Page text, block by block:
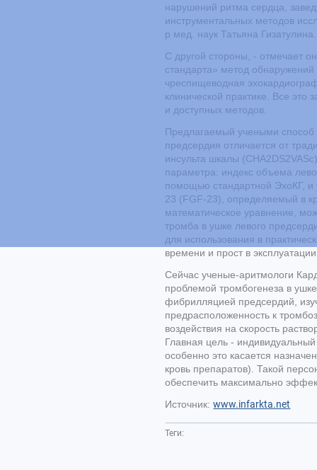
нарушений ритма сердца,
инструментальных методов
р мед. наук Татьяна Гизатулина.
С другой стороны, - отмечает
стандарта» метод
чреспищеводная
клинической практике. Все это
и доступных методов.
Предлагаемый учеными способ
предсердия отличается от
инсульта шкалы
параметра: индекс объема
помощью стандартной ЭхоКГ, и
23 (FGF-23), определяемый в
математическое уравнение,
тромба в ушке левого
для использования в
времени и прост в
Сейчас ученые-аритмологи
проблемой тромбогенеза в
фибрилляцией предсердий,
предрасположенность к
воздействия на скорость
Главная цель -
особенно это касается
кровь препаратов). Такой
обеспечить максимально
Источник:www.infarkta.net
Теги: